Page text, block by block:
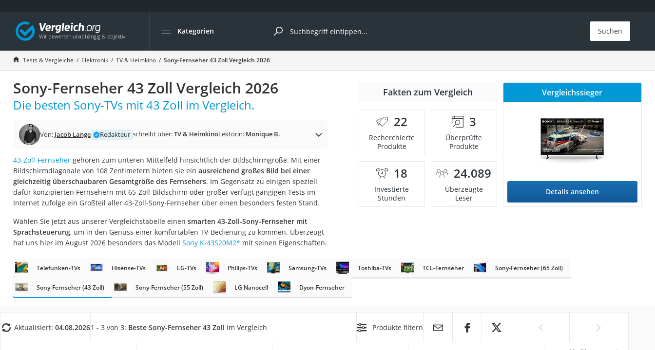
Kategorien
Die beliebtesten Vergleiche nach Kategorie
Elektronik
Powerstation
Monitor 32 Zoll 4K
Fernseher
Desktop-PC
Diascanner
Laser-Multifunktionsdrucker
Powerline-Adapter
Powerstation mit Solarpanel
Gaming-PC
Soundbar
Satellitenschüssel
Gaming-Headset
Ladekabel Typ 2 Schuko
Suchen
Tests & Vergleiche Elektronik TV & Heimkino Sony-Fernseher 43 Zoll Vergleich 2026
Sony-Fernseher 43 Zoll Vergleich 2026
Die besten Sony-TVs mit 43 Zoll im Vergleich.
Von: Jacob Lange Redakteur schreibt über:TV & HeimkinoLektorin: Monique B.
43-Zoll-Fernsehergehören zum unteren Mittelfeld hinsichtlich der Bildschirmgröße. Mit einer
Bildschirmdiagonale von 108 Zentimetern bieten sie ein ausreichend großes Bild bei einer
gleichzeitig überschaubaren Gesamtgröße des Fernsehers. Im Gegensatz zu einigen speziell
dafür konzipierten Fernsehern mit 65-Zoll-Bildschirm oder größer verfügt gängigen Tests im
Internet zufolge ein Großteil aller 43-Zoll-Sony-Fernseher über einen besonders festen Stand.
Wählen Sie jetzt aus unserer Vergleichstabelle einen smarten 43-Zoll-Sony-Fernseher mit
Sprachsteuerung, um in den Genuss einer komfortablen TV-Bedienung zu kommen. Überzeugt
hat uns hier im August 2026 besonders das Modell Sony K-43S20M2* mit seinen Eigenschaften.
Fakten zum Vergleich
22
Recherchierte
Produkte
3
Überprüfte
Produkte
18
Investierte
Stunden
24.089
Überzeugte
Leser
Vergleichssieger
Details ansehen
Telefunken-TVs Hisense-TVs LG-TVs Philips-TVs Samsung-TVs Toshiba-TVs TCL-Fernseher Sony-Fernseher (65 Zoll)
Sony-Fernseher (43 Zoll) Sony-Fernseher (55 Zoll) LG Nanocell Dyon-Fernseher
Aktualisiert: 04.08.20261 - 3 von 3: Beste Sony-Fernseher 43 Zoll im Vergleich Produkte filtern